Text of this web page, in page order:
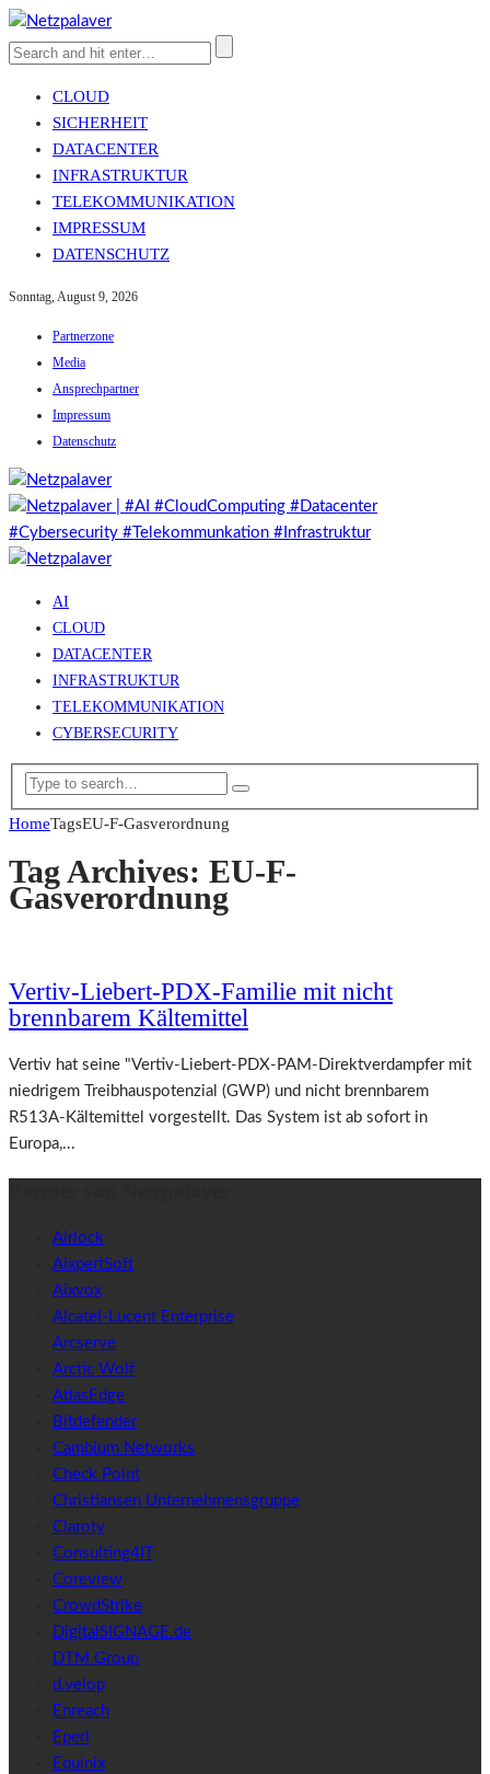
CLOUD
SICHERHEIT
DATACENTER
INFRASTRUKTUR
TELEKOMMUNIKATION
IMPRESSUM
DATENSCHUTZ
Sonntag, August 9, 2026
Partnerzone
Media
Ansprechpartner
Impressum
Datenschutz
AI
CLOUD
DATACENTER
INFRASTRUKTUR
TELEKOMMUNIKATION
CYBERSECURITY
HomeTagsEU-F-Gasverordnung
Tag Archives: EU-F-
Gasverordnung
Vertiv-Liebert-PDX-Familie mit nicht
brennbarem Kältemittel
Vertiv hat seine "Vertiv-Liebert-PDX-PAM-Direktverdampfer mit
niedrigem Treibhauspotenzial (GWP) und nicht brennbarem
R513A-Kältemittel vorgestellt. Das System ist ab sofort in
Europa,...
Airlock
AixpertSoft
Aixvox
Alcatel-Lucent Enterprise
Arcserve
Arctic Wolf
AtlasEdge
Bitdefender
Cambium Networks
Check Point
Christiansen Unternehmensgruppe
Claroty
Consulting4IT
Coreview
CrowdStrike
DigitalSIGNAGE.de
DTM Group
d.velop
Enreach
Eperi
Equinix